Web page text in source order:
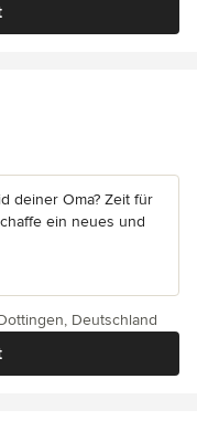
5 Sternen
deiner Oma? Zeit für
ein neues und
Deutschland